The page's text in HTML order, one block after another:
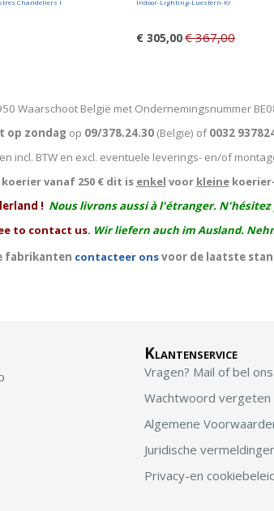
Chandeliers I
Indoor-Lighting-Luestern-Kr
€ 305,00€ 367,00
Waarschoot België met Ondernemingsnummer
op zondag op 09/378.24.30(België) of0032
incl. BTW en excl. eventuele leverings- en/of
vanaf 250 € dit is enkel voor kleine
! Nous livrons aussi à l'étranger. N'hésitez
to contact us. Wir liefern auch im Ausland.
fabrikanten contacteer onsvoor de laatste
Klantenservice
Vragen? Mail of bel ons
Wachtwoord vergeten
Algemene
Juridische
Privacy-en